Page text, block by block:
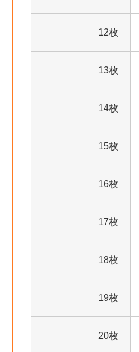
12枚
13枚
14枚
15枚
16枚
17枚
18枚
19枚
20枚